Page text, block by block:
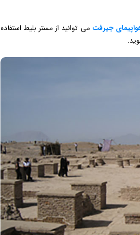
جیرفت می توانید از مستر بلیط استفاده